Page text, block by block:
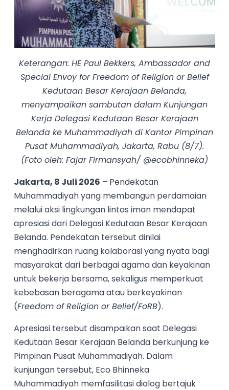
Keterangan: HE Paul Bekkers, Ambassador and
Special Envoy for Freedom of Religion or Belief
Kedutaan Besar Kerajaan Belanda,
menyampaikan sambutan dalam Kunjungan
Kerja Delegasi Kedutaan Besar Kerajaan
Belanda ke Muhammadiyah di Kantor Pimpinan
Pusat Muhammadiyah, Jakarta, Rabu (8/7).
(Foto oleh: Fajar Firmansyah/ @ecobhinneka)
Jakarta, 8 Juli 2026 – Pendekatan
Muhammadiyah yang membangun perdamaian
melalui aksi lingkungan lintas iman mendapat
apresiasi dari Delegasi Kedutaan Besar Kerajaan
Belanda. Pendekatan tersebut dinilai
menghadirkan ruang kolaborasi yang nyata bagi
masyarakat dari berbagai agama dan keyakinan
untuk bekerja bersama, sekaligus memperkuat
kebebasan beragama atau berkeyakinan
(Freedom of Religion or Belief/FoRB).
Apresiasi tersebut disampaikan saat Delegasi
Kedutaan Besar Kerajaan Belanda berkunjung ke
Pimpinan Pusat Muhammadiyah. Dalam
kunjungan tersebut, Eco Bhinneka
Muhammadiyah memfasilitasi dialog bertajuk